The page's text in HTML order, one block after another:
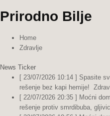
Prirodno Bilje
Home
Zdravlje
News Ticker
[ 23/07/2026 10:14 ] Spasite
rešenje bez kapi hemije!
[ 22/07/2026 20:35 ] Moćni
rešenje protiv smrdibuba,